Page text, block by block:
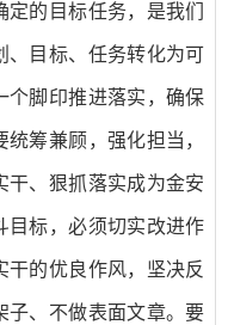
的目标任务，是我们
、目标、任务转化为可
个脚印推进落实，确保
筹兼顾，强化担当，
干、狠抓落实成为金安
目标，必须切实改进作
干的优良作风，坚决反
子、不做表面文章。要